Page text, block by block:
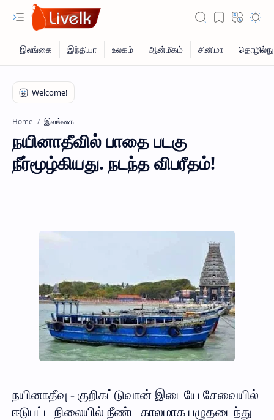
Home இலங்கை
நயினாதீவில் பாதை படகு
நீர்மூழ்கியது. நடந்த விபரீதம்!
நயினாதீவு - குறிகட்டுவான் இடையே சேவையில்
ஈடுபட்ட நிலையில் நீண்ட காலமாக பழுதடைந்து